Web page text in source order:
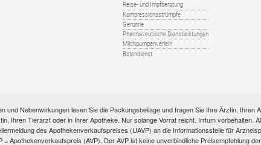
Reise- und Impfberatung
Kompressionsstrümpfe
Geriatrie
Pharmazeutische Dienstleistungen
Milchpumpenverleih
Botendienst
und Nebenwirkungen lesen Sie die Packungsbeilage und fragen Sie Ihre Ärztin,
Ihren Tierarzt oder in Ihrer Apotheke. Nur solange Vorrat reicht. Irrtum
des Apothekenverkaufspreises (UAVP) an die Informationsstelle für
= Apothekenverkaufspreis (AVP). Der AVP ist keine unverbindliche Preisempfehlung